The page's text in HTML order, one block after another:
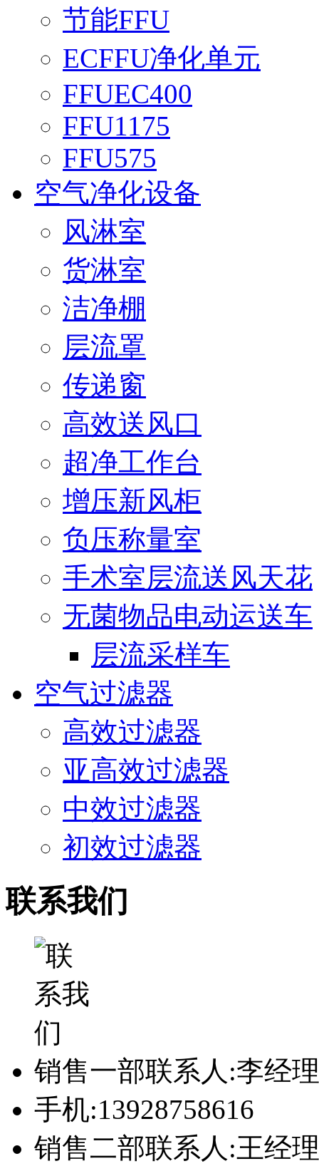
节能FFU
ECFFU净化单元
FFUEC400
FFU1175
FFU575
空气净化设备
风淋室
货淋室
洁净棚
层流罩
传递窗
高效送风口
超净工作台
增压新风柜
负压称量室
手术室层流送风天花
无菌物品电动运送车
层流采样车
空气过滤器
高效过滤器
亚高效过滤器
中效过滤器
初效过滤器
联系我们
销售一部联系人:李经理
手机:13928758616
销售二部联系人:王经理